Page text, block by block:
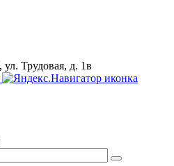
ул. Трудовая, д. 1в